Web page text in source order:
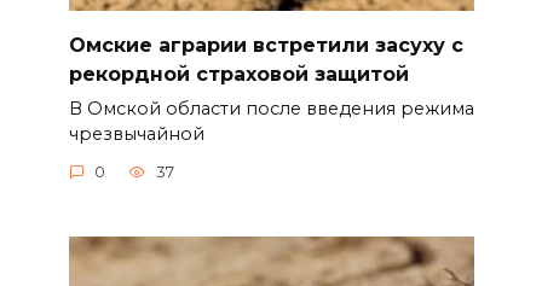
Омские аграрии встретили засуху с
рекордной страховой защитой
В Омской области после введения режима
чрезвычайной
0 37